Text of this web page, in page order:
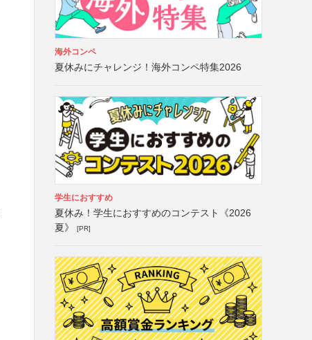
海外コンペ
夏休みにチャレンジ！海外コンペ特集2026
学生におすすめ
夏休み！学生におすすめのコンテスト《2026
夏》
[PR]